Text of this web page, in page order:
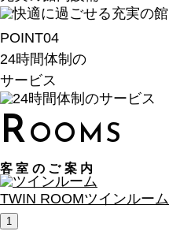
POINT04
24時間体制の
サービス
R OOMS
客室のご案内
TWIN ROOMツインルーム
1